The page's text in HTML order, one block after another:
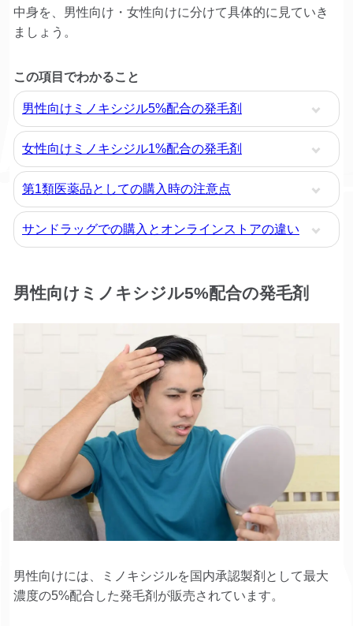
中身を、男性向け・女性向けに分けて具体的に見ていき
ましょう。
この項目でわかること
男性向けミノキシジル5%配合の発毛剤
女性向けミノキシジル1%配合の発毛剤
第1類医薬品としての購入時の注意点
サンドラッグでの購入とオンラインストアの違い
男性向けミノキシジル5%配合の発毛剤
男性向けには、ミノキシジルを国内承認製剤として最大
濃度の5%配合した発毛剤が販売されています。